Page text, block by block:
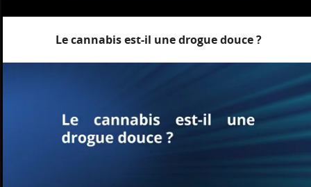
Le cannabis est-il une drogue douce ?